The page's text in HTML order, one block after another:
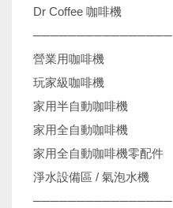
Dr Coffee 咖啡機
────────────────
營業用咖啡機
玩家級咖啡機
家用半自動咖啡機
家用全自動咖啡機
家用全自動咖啡機零配件
淨水設備區 / 氣泡水機
────────────────